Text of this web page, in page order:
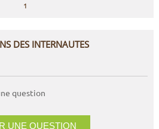
1
DES INTERNAUTES
question
UNE QUESTION